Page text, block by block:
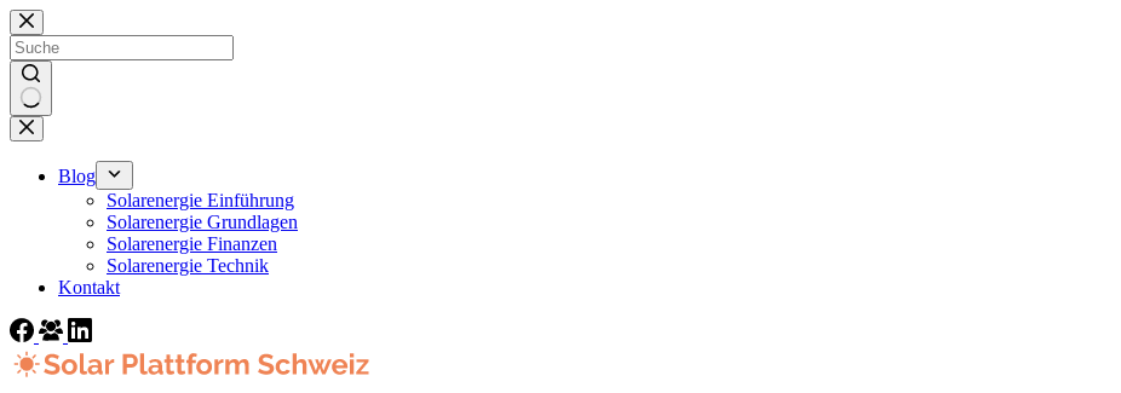
Zum
Inhalt
springen
Keine
Ergebnisse
Blog
Solarenergie Einführung
Solarenergie Grundlagen
Solarenergie Finanzen
Solarenergie Technik
Kontakt